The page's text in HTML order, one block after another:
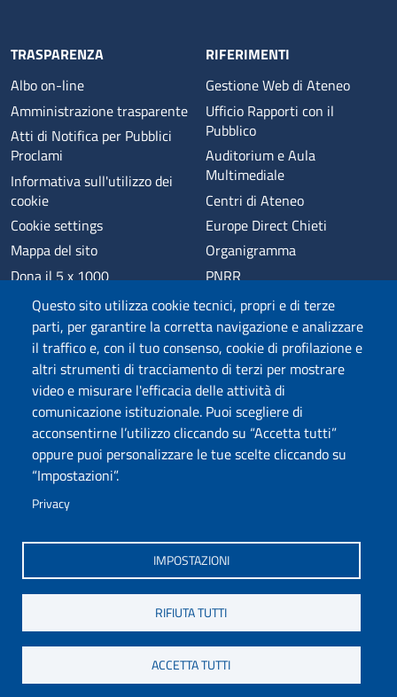
Questo sito utilizza cookie tecnici, propri e di terze
parti, per garantire la corretta navigazione e analizzare
il traffico e, con il tuo consenso, cookie di profilazione e
altri strumenti di tracciamento di terzi per mostrare
video e misurare l'efficacia delle attività di
comunicazione istituzionale. Puoi scegliere di
acconsentirne l’utilizzo cliccando su “Accetta tutti”
oppure puoi personalizzare le tue scelte cliccando su
“Impostazioni”.
Privacy
IMPOSTAZIONI
RIFIUTA TUTTI
ACCETTA TUTTI
TRASPARENZA
Albo on-line
Amministrazione trasparente
Atti di Notifica per Pubblici
Proclami
Informativa sull'utilizzo dei
cookie
Cookie settings
Mappa del sito
Dona il 5 x 1000
Phishing
Privacy
RIFERIMENTI
Gestione Web di Ateneo
Ufficio Rapporti con il
Pubblico
Auditorium e Aula
Multimediale
Centri di Ateneo
Europe Direct Chieti
Organigramma
PNRR
Alumni
Sede di Chieti
Sede di Pescara
Credits
Wi-Fi di Ateneo
App
SPID
Whistleblowing
Coro di Ateneo
COPYRIGHT © 2024. ALL RIGHTS RESERVED - UNIVERSITÀ DEGLI STUDI
GABRIELE D'ANNUNZIO – CHIETI-PESCARA